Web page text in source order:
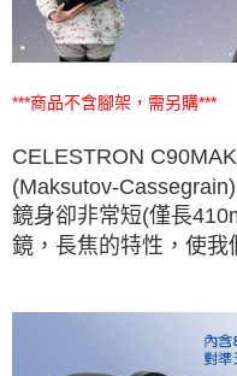
***商品不含腳架，需另購***
CELESTRON
(Maksutov-Cassegrain)
鏡身卻非常短(僅長
鏡， 長焦的特性，使我